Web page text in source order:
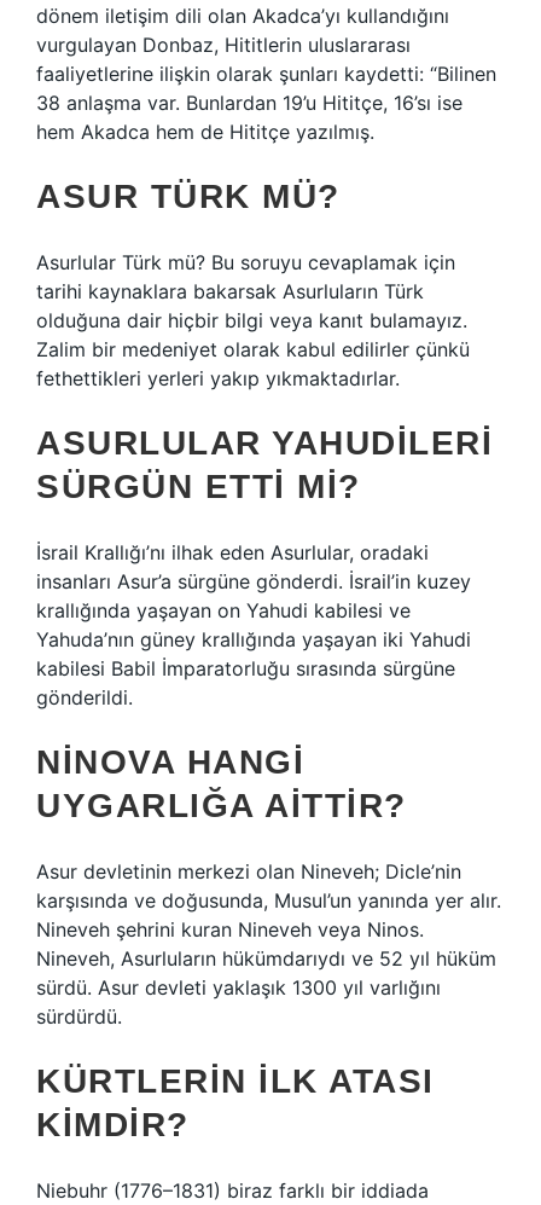
dönem iletişim dili olan Akadca’yı kullandığını
vurgulayan Donbaz, Hititlerin uluslararası
faaliyetlerine ilişkin olarak şunları kaydetti: “Bilinen
38 anlaşma var. Bunlardan 19’u Hititçe, 16’sı ise
hem Akadca hem de Hititçe yazılmış.
ASUR TÜRK MÜ?
Asurlular Türk mü? Bu soruyu cevaplamak için
tarihi kaynaklara bakarsak Asurluların Türk
olduğuna dair hiçbir bilgi veya kanıt bulamayız.
Zalim bir medeniyet olarak kabul edilirler çünkü
fethettikleri yerleri yakıp yıkmaktadırlar.
ASURLULAR YAHUDILERI
SÜRGÜN ETTI MI?
İsrail Krallığı’nı ilhak eden Asurlular, oradaki
insanları Asur’a sürgüne gönderdi. İsrail’in kuzey
krallığında yaşayan on Yahudi kabilesi ve
Yahuda’nın güney krallığında yaşayan iki Yahudi
kabilesi Babil İmparatorluğu sırasında sürgüne
gönderildi.
NINOVA HANGI
UYGARLIĞA AITTIR?
Asur devletinin merkezi olan Nineveh; Dicle’nin
karşısında ve doğusunda, Musul’un yanında yer alır.
Nineveh şehrini kuran Nineveh veya Ninos.
Nineveh, Asurluların hükümdarıydı ve 52 yıl hüküm
sürdü. Asur devleti yaklaşık 1300 yıl varlığını
sürdürdü.
KÜRTLERIN ILK ATASI
KIMDIR?
Niebuhr (1776–1831) biraz farklı bir iddiada